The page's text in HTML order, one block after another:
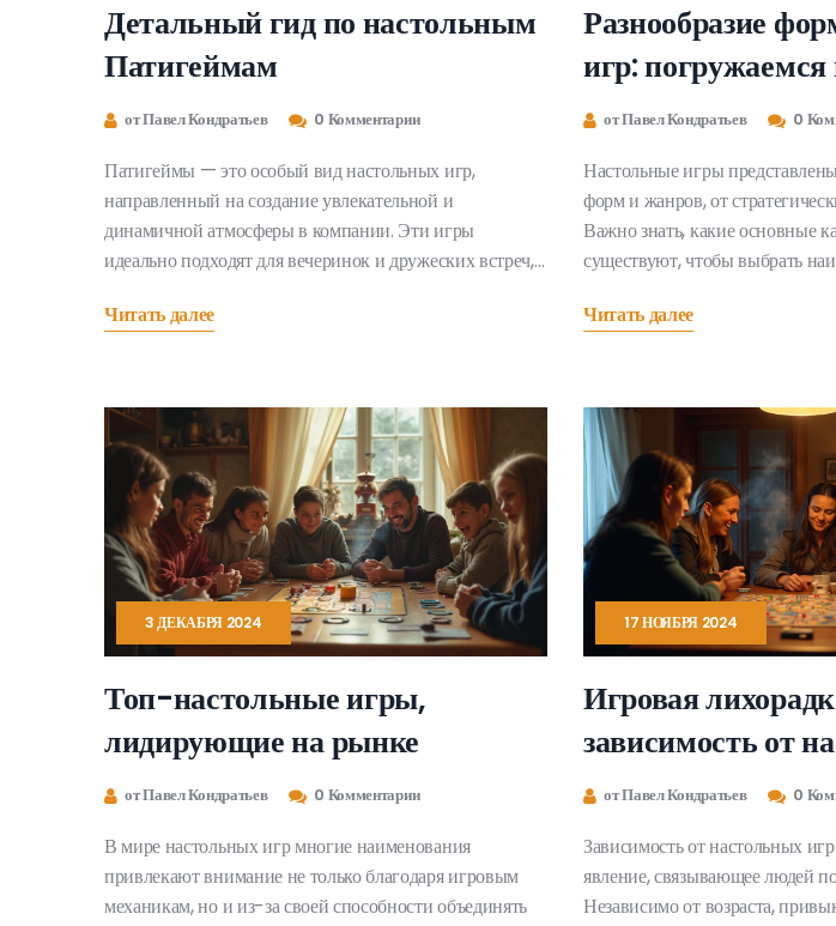
Детальный гид по настольным
Патигеймам
от Павел Кондратьев 0 Комментарии
Патигеймы — это особый вид настольных игр,
направленный на создание увлекательной и
динамичной атмосферы в компании. Эти игры
идеально подходят для вечеринок и дружеских встреч,
быстрому вовлечению участников. В статье
Читатели узнают, как сделать встречу с друзьями
незабываемой и веселой благодаря патигеймам.
Читать далее
Разнообразие
игр: погружаемся
увлекательный
от Павел Кондратьев 0
Настольные игры
форм и жанров, от
Важно знать, какие основные
существуют, чтобы выбрать
популярные и необычные
правильно выбрать игру,
и сплотит участников.
Читать далее
3 ДЕКАБРЯ 2024
Топ-настольные игры,
лидирующие на рынке
от Павел Кондратьев 0 Комментарии
В мире настольных игр многие наименования
привлекают внимание не только благодаря игровым
механикам, но и из-за своей способности объединять
17 НОЯБРЯ 2024
Игровая
зависимость от
и её последствия
от Павел Кондратьев 0
Зависимость от настольных
явление, связывающее людей
Независимо от возраста,